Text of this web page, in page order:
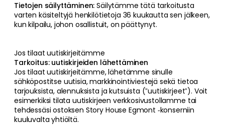
Tietojen säilyttäminen: Säilytämme tätä tarkoitusta
varten käsiteltyjä henkilötietoja 36 kuukautta sen jälkeen,
kun kilpailu, johon osallistuit, on päättynyt.
Jos tilaat uutiskirjeitämme
Tarkoitus: uutiskirjeiden lähettäminen
Jos tilaat uutiskirjeitämme, lähetämme sinulle
sähköpostitse uutisia, markkinointiviestejä sekä tietoa
tarjouksista, alennuksista ja kutsuista (”uutiskirjeet”). Voit
esimerkiksi tilata uutiskirjeen verkkosivustollamme tai
tehdessäsi ostoksen Story House Egmont ‑konserniin
kuuluvalta yhtiöltä.